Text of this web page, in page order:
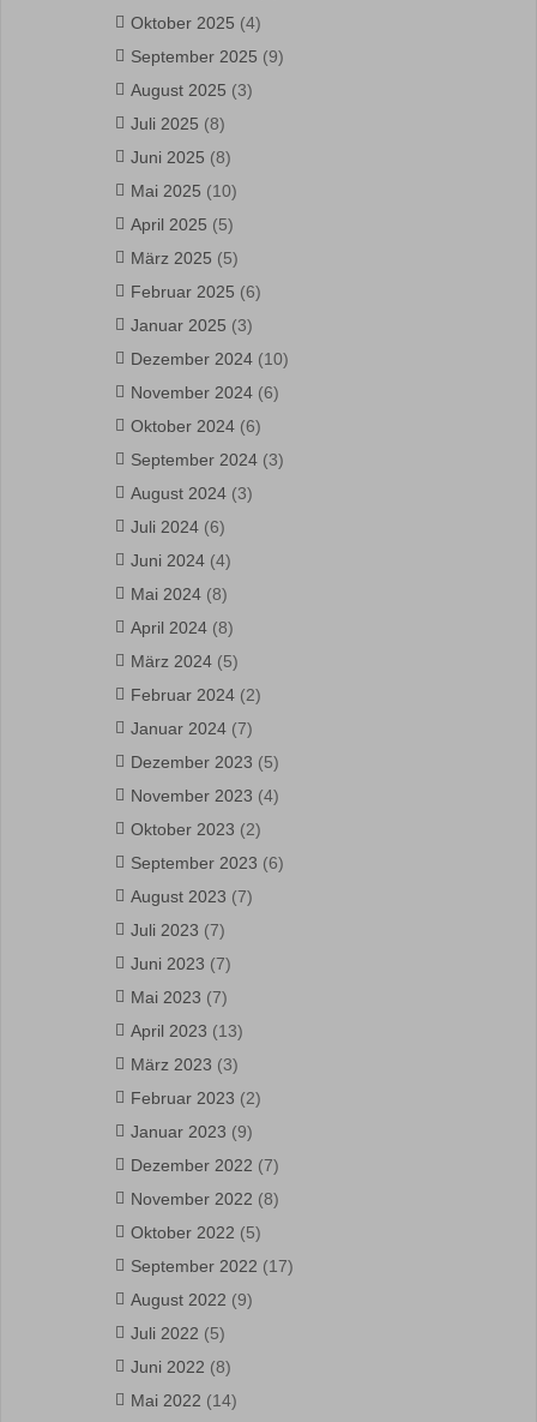
Oktober 2025 (4)
September 2025 (9)
August 2025 (3)
Juli 2025 (8)
Juni 2025 (8)
Mai 2025 (10)
April 2025 (5)
März 2025 (5)
Februar 2025 (6)
Januar 2025 (3)
Dezember 2024 (10)
November 2024 (6)
Oktober 2024 (6)
September 2024 (3)
August 2024 (3)
Juli 2024 (6)
Juni 2024 (4)
Mai 2024 (8)
April 2024 (8)
März 2024 (5)
Februar 2024 (2)
Januar 2024 (7)
Dezember 2023 (5)
November 2023 (4)
Oktober 2023 (2)
September 2023 (6)
August 2023 (7)
Juli 2023 (7)
Juni 2023 (7)
Mai 2023 (7)
April 2023 (13)
März 2023 (3)
Februar 2023 (2)
Januar 2023 (9)
Dezember 2022 (7)
November 2022 (8)
Oktober 2022 (5)
September 2022 (17)
August 2022 (9)
Juli 2022 (5)
Juni 2022 (8)
Mai 2022 (14)